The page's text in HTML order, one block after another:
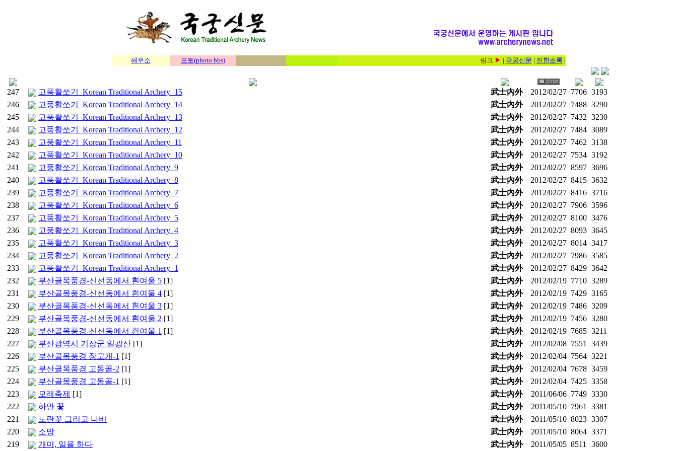
해우소 포토(photo bbs) 링크 ▶ | 국궁신문 | 진한초록 |
247 고풍활쏘기_Korean Traditional Archery_15 武士內外 2012/02/27 7706 3193
246
고풍활쏘기_Korean Traditional Archery_14 武士內外 2012/02/27 7488 3290
245
고풍활쏘기_Korean Traditional Archery_13 武士內外 2012/02/27 7432 3230
244
고풍활쏘기_Korean Traditional Archery_12 武士內外 2012/02/27 7484 3089
243
고풍활쏘기_Korean Traditional Archery_11 武士內外 2012/02/27 7462 3138
242
고풍활쏘기_Korean Traditional Archery_10 武士內外 2012/02/27 7534 3192
241
고풍활쏘기_Korean Traditional Archery_9 武士內外 2012/02/27 8597 3696
240
고풍활쏘기_Korean Traditional Archery_8 武士內外 2012/02/27 8415 3632
239
고풍활쏘기_Korean Traditional Archery_7 武士內外 2012/02/27 8416 3716
238
고풍활쏘기_Korean Traditional Archery_6 武士內外 2012/02/27 7906 3596
237
고풍활쏘기_Korean Traditional Archery_5 武士內外 2012/02/27 8100 3476
236
고풍활쏘기_Korean Traditional Archery_4 武士內外 2012/02/27 8093 3645
235
고풍활쏘기_Korean Traditional Archery_3 武士內外 2012/02/27 8014 3417
234
고풍활쏘기_Korean Traditional Archery_2 武士內外 2012/02/27 7986 3585
233
고풍활쏘기_Korean Traditional Archery_1 武士內外 2012/02/27 8429 3642
232
부산골목풍경-신선동에서 흰여울 5 [1] 武士內外 2012/02/19 7710 3289
231
부산골목풍경-신선동에서 흰여울 4 [1] 武士內外 2012/02/19 7429 3165
230
부산골목풍경-신선동에서 흰여울 3 [1] 武士內外 2012/02/19 7486 3209
229
부산골목풍경-신선동에서 흰여울 2 [1] 武士內外 2012/02/19 7456 3280
228
부산골목풍경-신선동에서 흰여울 1 [1] 武士內外 2012/02/19 7685 3211
227
부산광역시 기장군 일광산 [1] 武士內外 2012/02/08 7551
3439
226
부산골목풍경 장고개-1 [1] 武士內外 2012/02/04 7564 3221
225
부산골목풍경 고동골-2 [1] 武士內外 2012/02/04 7678 3459
224
부산골목풍경 고동골-1 [1] 武士內外 2012/02/04 7425 3358
223
모래축제 [1] 武士內外 2011/06/06 7749 3330
222
하얀 꽃 武士內外 2011/05/10 7961
3381
221
노란꽃 그리고 나비 武士內外 2011/05/10 8023 3307
220
소망 武士內外 2011/05/10 8064 3371
219
개미, 일을 하다 武士內外 2011/05/05 8511 3600